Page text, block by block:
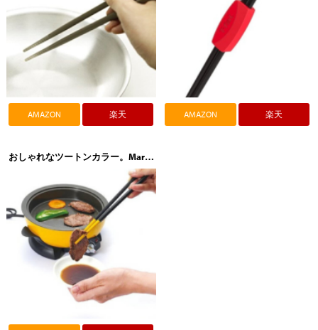
AMAZON 楽天 AMAZON 楽天
おしゃれなツートンカラー。Marna（マーナ）すべらずつかめるシリコーン菜ばし K690Y K690R